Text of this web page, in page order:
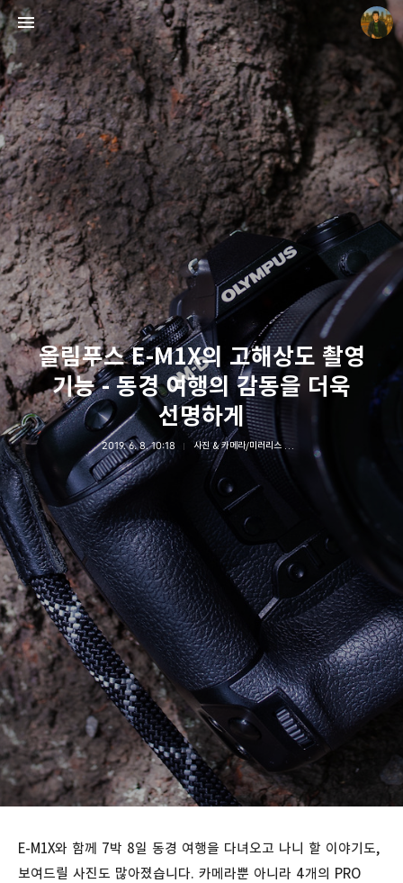
올림푸스 E-M1X의 고해상도 촬영
기능 - 동경 여행의 감동을 더욱
선명하게
2019. 6. 8. 10:18 사진 & 카메라/미러리스 카메라
E-M1X와 함께 7박 8일 동경 여행을 다녀오고 나니 할 이야기도,
보여드릴 사진도 많아졌습니다. 카메라뿐 아니라 4개의 PRO
빛으로 쓴 편지
mistyfriday